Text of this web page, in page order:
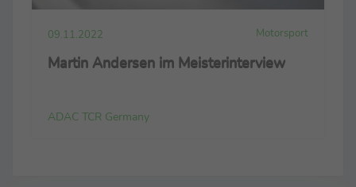
09.11.2022 Motorsport
Martin Andersen im Meisterinterview
ADAC TCR Germany